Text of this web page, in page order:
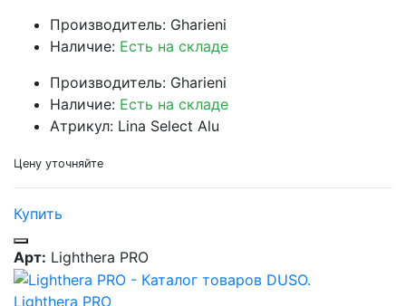
Производитель: Gharieni
Наличие: Есть на складе
Производитель: Gharieni
Наличие: Есть на складе
Атрикул: Lina Select Alu
Цену уточняйте
Купить
Арт: Lighthera PRO
Lighthera PRO